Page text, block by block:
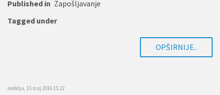
Published in Zapošljavanje
Tagged under
OPŠIRNIJE..
nedelja, 15 maj 2016 15:22